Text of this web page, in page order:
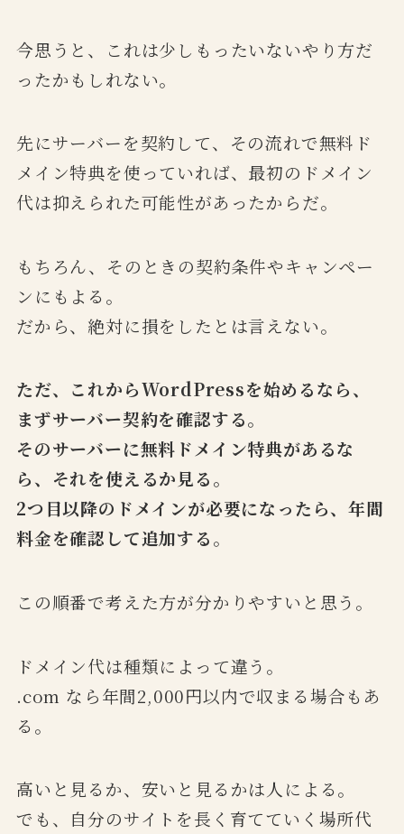
今思うと、これは少しもったいないやり方だ
ったかもしれない。
先にサーバーを契約して、その流れで無料ド
メイン特典を使っていれば、最初のドメイン
代は抑えられた可能性があったからだ。
もちろん、そのときの契約条件やキャンペー
ンにもよる。
だから、絶対に損をしたとは言えない。
ただ、これからWordPressを始めるなら、
まずサーバー契約を確認する。
そのサーバーに無料ドメイン特典があるな
ら、それを使えるか見る。
2つ目以降のドメインが必要になったら、年間
料金を確認して追加する。
この順番で考えた方が分かりやすいと思う。
ドメイン代は種類によって違う。
.com なら年間2,000円以内で収まる場合もあ
る。
高いと見るか、安いと見るかは人による。
でも、自分のサイトを長く育てていく場所代